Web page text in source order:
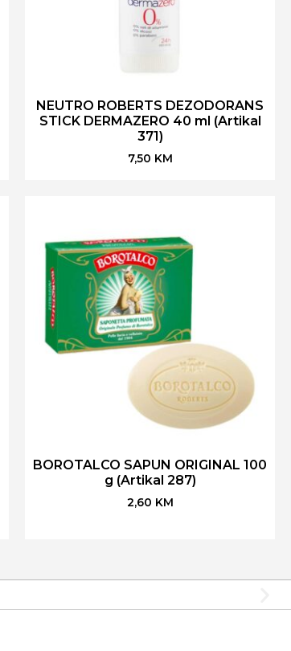
NEUTRO ROBERTS DEZODORANS
STICK DERMAZERO 40 ml (Artikal
371)
7,50 KM
BOROTALCO SAPUN ORIGINAL 100
g (Artikal 287)
2,60 KM